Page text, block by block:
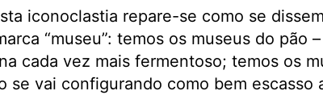
iconoclastia repare-se como se
“museu”: temos os museus do pão
cada vez mais fermentoso; temos os
se vai configurando como bem escasso